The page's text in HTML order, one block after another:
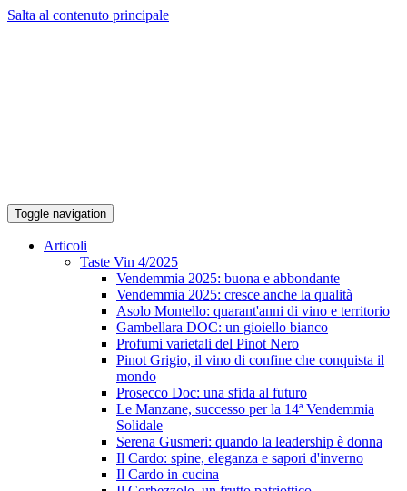
Salta al contenuto principale
Toggle navigation
Articoli
Taste Vin 4/2025
Vendemmia 2025: buona e abbondante
Vendemmia 2025: cresce anche la qualità
Asolo Montello: quarant'anni di vino e territorio
Gambellara DOC: un gioiello bianco
Profumi varietali del Pinot Nero
Pinot Grigio, il vino di confine che conquista il
mondo
Prosecco Doc: una sfida al futuro
Le Manzane, successo per la 14ª Vendemmia
Solidale
Serena Gusmeri: quando la leadership è donna
Il Cardo: spine, eleganza e sapori d'inverno
Il Cardo in cucina